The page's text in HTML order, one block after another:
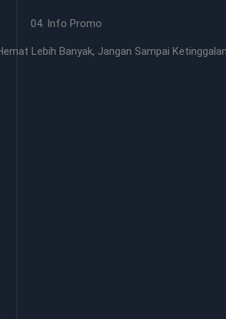
04. Info Promo
Lebih Banyak, Jangan Sampai